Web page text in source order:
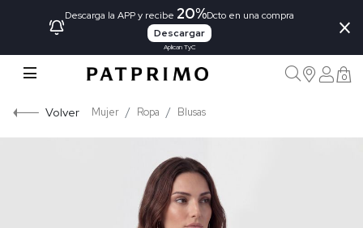
Descarga la APP y recibe 20%Dcto en una compra
Descargar
Aplican TyC
×
0
Volver Mujer Ropa Blusas